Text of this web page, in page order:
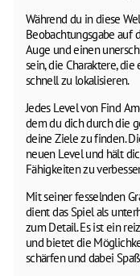
Während du in diese
Beobachtungsgabe auf
Auge und einen
sein, die Charaktere,
schnell zu lokalisieren.
Jedes Level von Find
dem du dich durch die
deine Ziele zu finden.
neuen Level und hält
Fähigkeiten zu
Mit seiner fesselnden
dient das Spiel als
zum Detail. Es ist ein
und bietet die
schärfen und dabei